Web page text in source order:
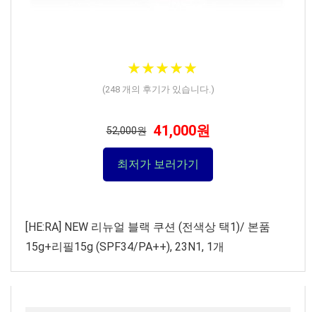
★★★★★
★★★★★
(248개의 후기가 있습니다.)
52,000원 41,000원
최저가 보러가기
[HE:RA] NEW 리뉴얼 블랙 쿠션 (전색상 택1)/ 본품
15g+리필15g (SPF34/PA++), 23N1, 1개